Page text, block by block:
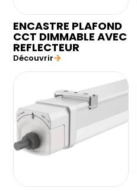
ENCASTRE PLAFOND
CCT DIMMABLE AVEC
REFLECTEUR
Découvrir